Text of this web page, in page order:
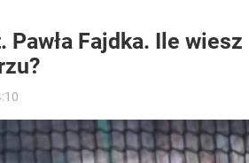
Pawła Fajdka. Ile wiesz